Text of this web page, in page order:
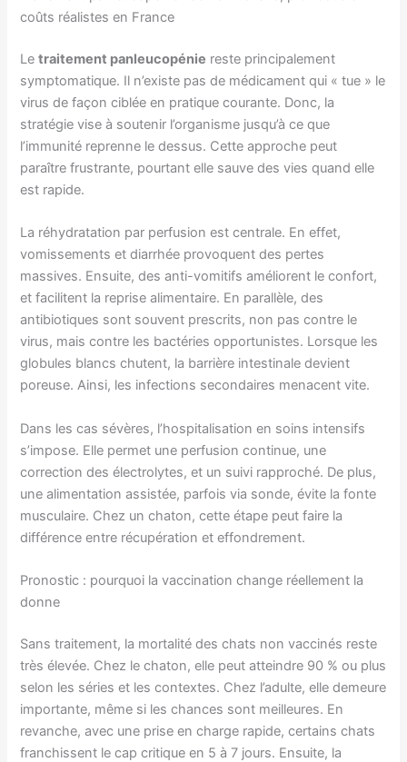
coûts réalistes en France
Letraitement panleucopénie reste principalement
symptomatique. Il n’existe pas de médicament qui « tue » le
virus de façon ciblée en pratique courante. Donc, la
stratégie vise à soutenir l’organisme jusqu’à ce que
l’immunité reprenne le dessus. Cette approche peut
paraître frustrante, pourtant elle sauve des vies quand elle
est rapide.
La réhydratation par perfusion est centrale. En effet,
vomissements et diarrhée provoquent des pertes
massives. Ensuite, des anti-vomitifs améliorent le confort,
et facilitent la reprise alimentaire. En parallèle, des
antibiotiques sont souvent prescrits, non pas contre le
virus, mais contre les bactéries opportunistes. Lorsque les
globules blancs chutent, la barrière intestinale devient
poreuse. Ainsi, les infections secondaires menacent vite.
Dans les cas sévères, l’hospitalisation en soins intensifs
s’impose. Elle permet une perfusion continue, une
correction des électrolytes, et un suivi rapproché. De plus,
une alimentation assistée, parfois via sonde, évite la fonte
musculaire. Chez un chaton, cette étape peut faire la
différence entre récupération et effondrement.
Pronostic : pourquoi la vaccination change réellement la
donne
Sans traitement, la mortalité des chats non vaccinés reste
très élevée. Chez le chaton, elle peut atteindre 90 % ou plus
selon les séries et les contextes. Chez l’adulte, elle demeure
importante, même si les chances sont meilleures. En
revanche, avec une prise en charge rapide, certains chats
franchissent le cap critique en 5 à 7 jours. Ensuite, la